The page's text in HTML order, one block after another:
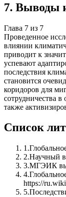
7. Выводы
Глава 7 из 7
Проведенное
влиянии
приводит к
успевают
последствия
становится
коридоров для
сотрудничества
также
Список
1 .
2.Научный
3.МГЭИК
4.
https://
5.